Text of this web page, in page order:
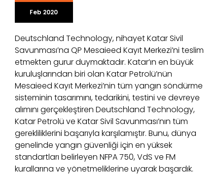
Feb 2020
Deutschland Technology, nihayet Katar Sivil
Savunması’na QP Mesaieed Kayıt Merkezi’ni teslim
etmekten gurur duymaktadır. Katar’ın en büyük
kuruluşlarından biri olan Katar Petrolü’nün
Mesaieed Kayıt Merkezi’nin tüm yangın söndürme
sisteminin tasarımını, tedarikini, testini ve devreye
alımını gerçekleştiren Deutschland Technology,
Katar Petrolü ve Katar Sivil Savunması’nın tüm
gerekliliklerini başarıyla karşılamıştır. Bunu, dünya
genelinde yangın güvenliği için en yüksek
standartları belirleyen NFPA 750, VdS ve FM
kurallarına ve yönetmeliklerine uyarak başardık.